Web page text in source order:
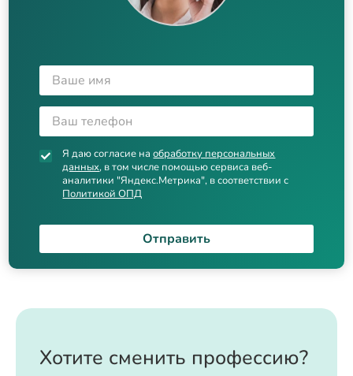
Я даю согласие наобработку персональных
данных, в том числе помощью сервиса веб-
аналитики "Яндекс.Метрика", в соответствии с
Политикой ОПД
Отправить
Хотите сменить профессию?